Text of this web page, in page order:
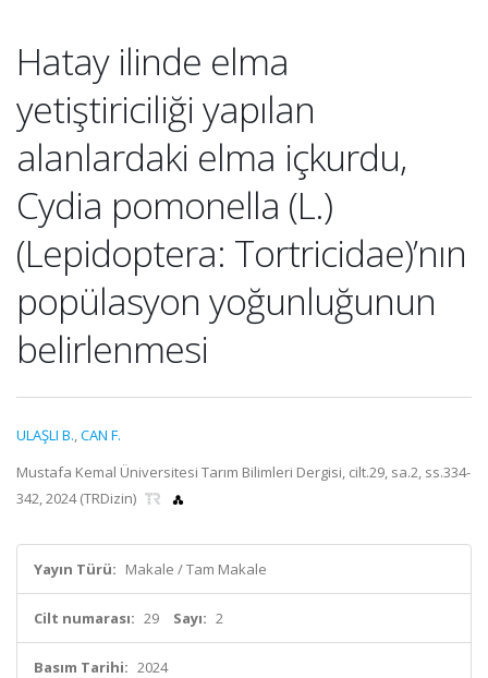
Hatay ilinde elma
yetiştiriciliği yapılan
alanlardaki elma içkurdu,
Cydia pomonella (L.)
(Lepidoptera: Tortricidae)’nın
popülasyon yoğunluğunun
belirlenmesi
ULAŞLI B.,CAN F.
Mustafa Kemal Üniversitesi Tarım Bilimleri Dergisi, cilt.29, sa.2, ss.334-
342, 2024 (TRDizin)
Yayın Türü: Makale / Tam Makale
Cilt numarası: 29 Sayı: 2
Basım Tarihi: 2024